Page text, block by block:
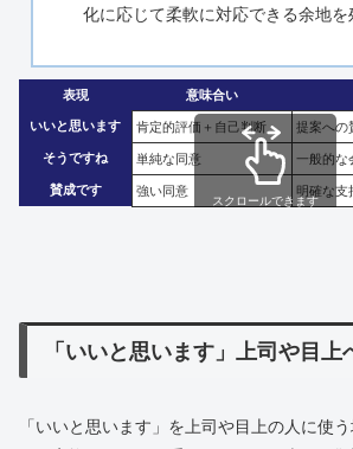
化に応じて柔軟に対応できる余地を
表現 意味合い
いいと思います 肯定的評価＋自己判断 提案への
そうですね 単純な同意 一般的な
賛成です 強い同意 明確な支
スクロールできます
「いいと思います」上司や目
「いいと思います」を上司や目上の人に使